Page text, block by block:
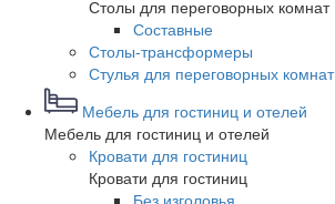
Столы для переговорных комнат
Составные
Столы-трансформеры
Стулья для переговорных комнат
Мебель для гостиниц и отелей
Мебель для гостиниц и отелей
Кровати для гостиниц
Кровати для гостиниц